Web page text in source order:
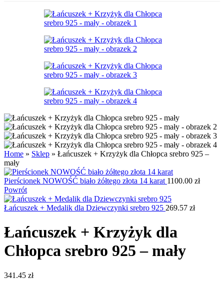
Home » Sklep » Łańcuszek + Krzyżyk dla Chłopca srebro 925 –
mały
Pierścionek NOWOŚĆ biało żółtego złota 14 karat 1100.00 zł
Powrót
Łańcuszek + Medalik dla Dziewczynki srebro 925 269.57 zł
Łańcuszek + Krzyżyk dla
Chłopca srebro 925 – mały
341.45 zł